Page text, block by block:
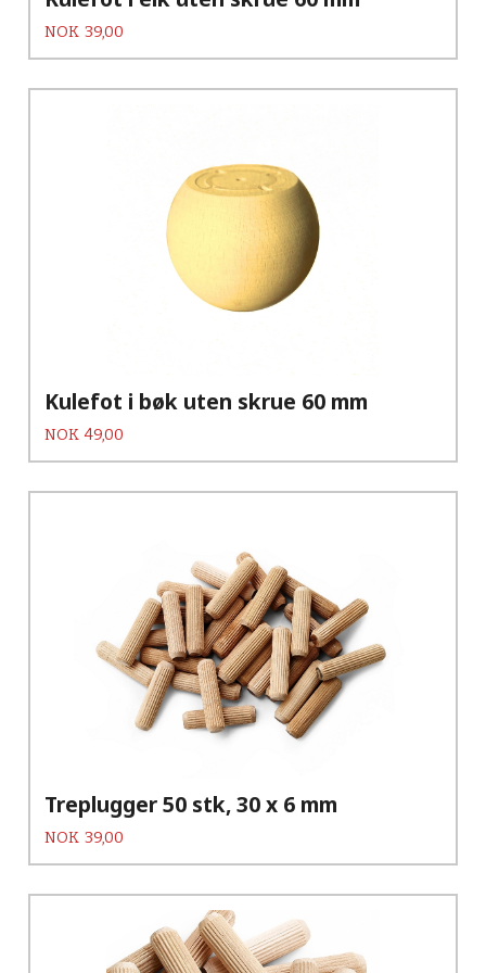
Pris
NOK 39,00
Kulefot i bøk uten skrue 60 mm
Pris
NOK 49,00
Treplugger 50 stk, 30 x 6 mm
Pris
NOK 39,00